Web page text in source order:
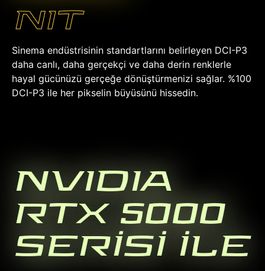
NIT
Sinema endüstrisinin standartlarını belirleyen DCI-P3
daha canlı, daha gerçekçi ve daha derin renklerle
hayal gücünüzü gerçeğe dönüştürmenizi sağlar. %100
DCI-P3 ile her pikselin büyüsünü hissedin.
NVIDIA
RTX 5000
SERİSİ İLE